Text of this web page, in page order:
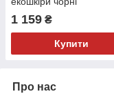
1 159 ₴
Купити
Про нас